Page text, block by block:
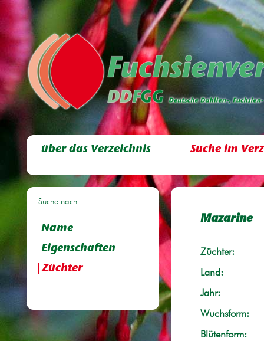
über das Verzeichnis Suche im
Suche nach:
Name
Eigenschaften
Züchter
Mazarine
Züchter:
Land:
Jahr:
Wuchsform:
Blütenform: